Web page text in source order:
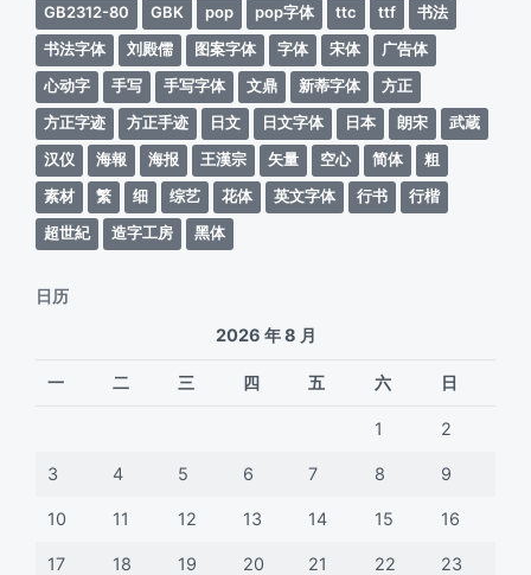
GB2312-80 GBK pop pop字体 ttc ttf
书法
书法字体
刘殿儒 图案字体 字体 宋体
广告体
心动字
手写 手写字体 文鼎 新蒂字体
方正
方正字迹
方正手迹 日文 日文字体 日本 朗宋
武蔵
汉仪
海報 海报 王漢宗 矢量 空心 简体
粗
素材
繁 细 综艺 花体 英文字体 行书
行楷
超世紀
造字工房 黑体
日历
2026 年 8 月
一 二 三 四 五 六 日
1 2
3 4 5 6 7 8 9
10 11 12 13 14 15 16
17 18 19 20 21 22 23